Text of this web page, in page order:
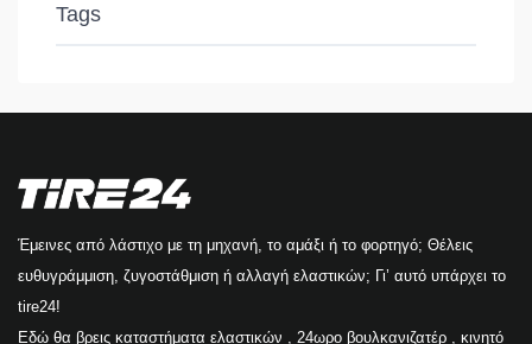
Tags
Έμεινες από λάστιχο με τη μηχανή, το αμάξι ή το φορτηγό; Θέλεις
ευθυγράμμιση, ζυγοστάθμιση ή αλλαγή ελαστικών; Γι’ αυτό υπάρχει το
tire24!
Εδώ θα βρεις καταστήματα ελαστικών , 24ωρο βουλκανιζατέρ , κινητό